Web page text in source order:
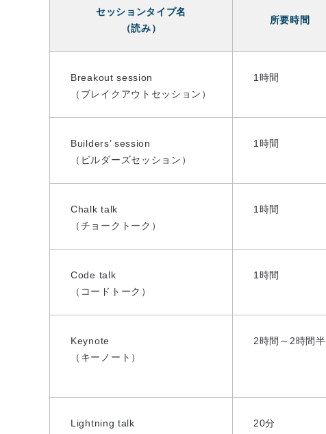
セッションタイプ名
（読み）
所要時間
Breakout session
（ブレイクアウトセッション）
1時間
Builders’ session
（ビルダーズセッション）
1時間
Chalk talk
（チョークトーク）
1時間
Code talk
（コードトーク）
1時間
Keynote
（キーノート）
2時間～2時間半
Lightning talk 20分